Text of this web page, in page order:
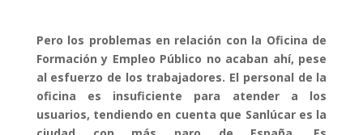
Pero los problemas en relación con la Oficina de
Formación y Empleo Público no acaban ahí, pese
al esfuerzo de los trabajadores. El personal de la
oficina es insuficiente para atender a los
usuarios, tendiendo en cuenta que Sanlúcar es la